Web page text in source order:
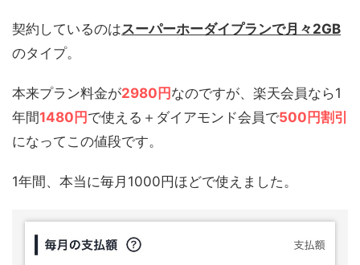
契約しているのはスーパーホーダイプランで月々2GB
のタイプ。
本来プラン料金が2980円 なのですが、楽天会員なら1
年間1480円 で使える＋ダイアモンド会員で500円割引
になってこの値段です。
1年間、本当に毎月1000円ほどで使えました。